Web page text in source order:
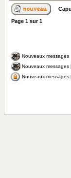
Page 1 sur1
Nouveaux messages
Nouveaux messages
Nouveaux messages